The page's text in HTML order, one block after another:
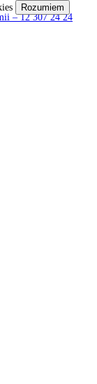
– 12 307 24 24
Rozumiem